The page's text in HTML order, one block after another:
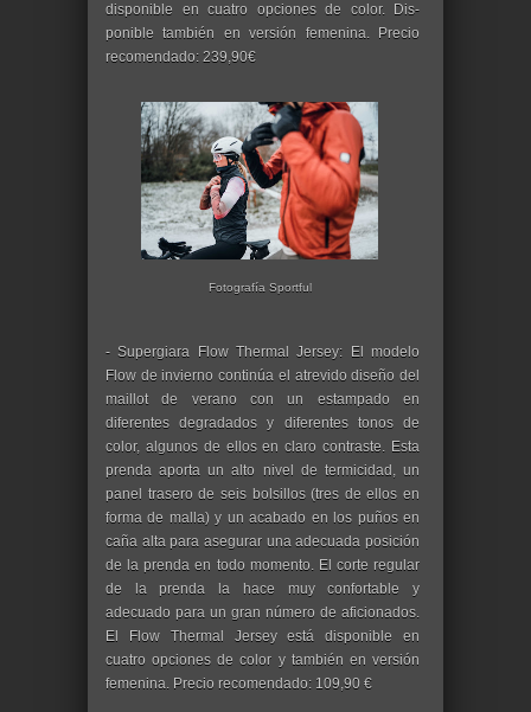
disponible en cuatro opciones de color. Dis-
ponible también en versión femenina. Precio
recomendado: 239,90€
Fotografía Sportful
- Supergiara Flow Thermal Jersey: El modelo
Flow de invierno continúa el atrevido diseño del
maillot de verano con un estampado en
diferentes degradados y diferentes tonos de
color, algunos de ellos en claro contraste. Esta
prenda aporta un alto nivel de termicidad, un
panel trasero de seis bolsillos (tres de ellos en
forma de malla) y un acabado en los puños en
caña alta para asegurar una adecuada posición
de la prenda en todo momento. El corte regular
de la prenda la hace muy confortable y
adecuado para un gran número de aficionados.
El Flow Thermal Jersey está disponible en
cuatro opciones de color y también en versión
femenina. Precio recomendado: 109,90 €